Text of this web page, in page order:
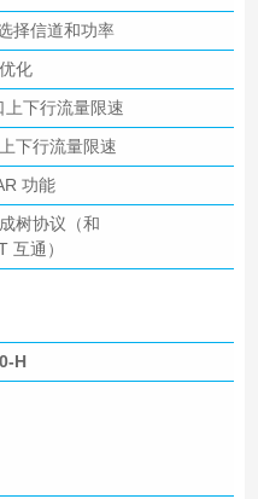
择信道和功率
化
上下行流量限速
下行流量限速
功能
树协议（和
互通）
H